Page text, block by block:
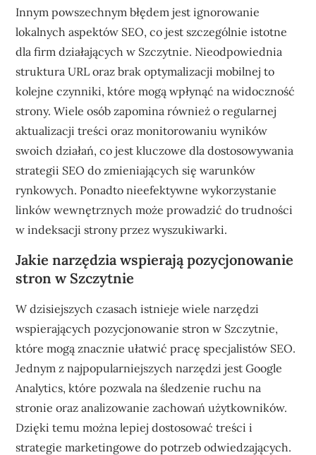
Innym powszechnym błędem jest ignorowanie
lokalnych aspektów SEO, co jest szczególnie istotne
dla firm działających w Szczytnie. Nieodpowiednia
struktura URL oraz brak optymalizacji mobilnej to
kolejne czynniki, które mogą wpłynąć na widoczność
strony. Wiele osób zapomina również o regularnej
aktualizacji treści oraz monitorowaniu wyników
swoich działań, co jest kluczowe dla dostosowywania
strategii SEO do zmieniających się warunków
rynkowych. Ponadto nieefektywne wykorzystanie
linków wewnętrznych może prowadzić do trudności
w indeksacji strony przez wyszukiwarki.
Jakie narzędzia wspierają pozycjonowanie
stron w Szczytnie
W dzisiejszych czasach istnieje wiele narzędzi
wspierających pozycjonowanie stron w Szczytnie,
które mogą znacznie ułatwić pracę specjalistów SEO.
Jednym z najpopularniejszych narzędzi jest Google
Analytics, które pozwala na śledzenie ruchu na
stronie oraz analizowanie zachowań użytkowników.
Dzięki temu można lepiej dostosować treści i
strategie marketingowe do potrzeb odwiedzających.